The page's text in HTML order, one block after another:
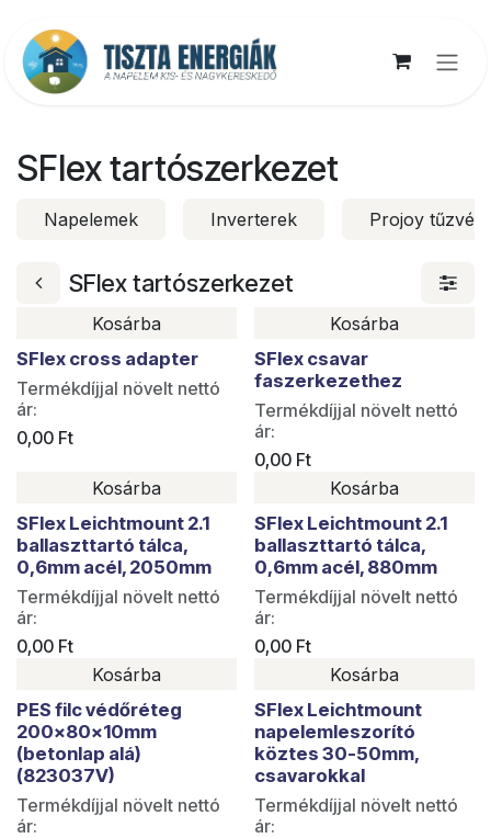
SFlex tartószerkezet
Napelemek Inverterek Projoy
SFlex tartószerkezet
SFlex cross adapter
Kosárba
Termékdíjjal növelt nettó
ár:
0,00 Ft
SFlex csavar
faszerkezethez
Kosárba
Termékdíjjal növelt nettó
ár:
0,00Ft
SFlex Leichtmount 2.1
ballaszttartó tálca,
0,6mm acél, 2050mm
Kosárba
Termékdíjjal növelt nettó
ár:
0,00 Ft
SFlex Leichtmount 2.1
ballaszttartó tálca,
0,6mm acél, 880mm
Kosárba
Termékdíjjal növelt nettó
ár:
0,00Ft
PES filc védőréteg
200x80x10mm
(betonlap alá)
(823037V)
Kosárba
Termékdíjjal növelt nettó
ár:
SFlex Leichtmount
napelemleszorító
köztes 30-50mm,
csavarokkal
Kosárba
Termékdíjjal növelt nettó
ár: